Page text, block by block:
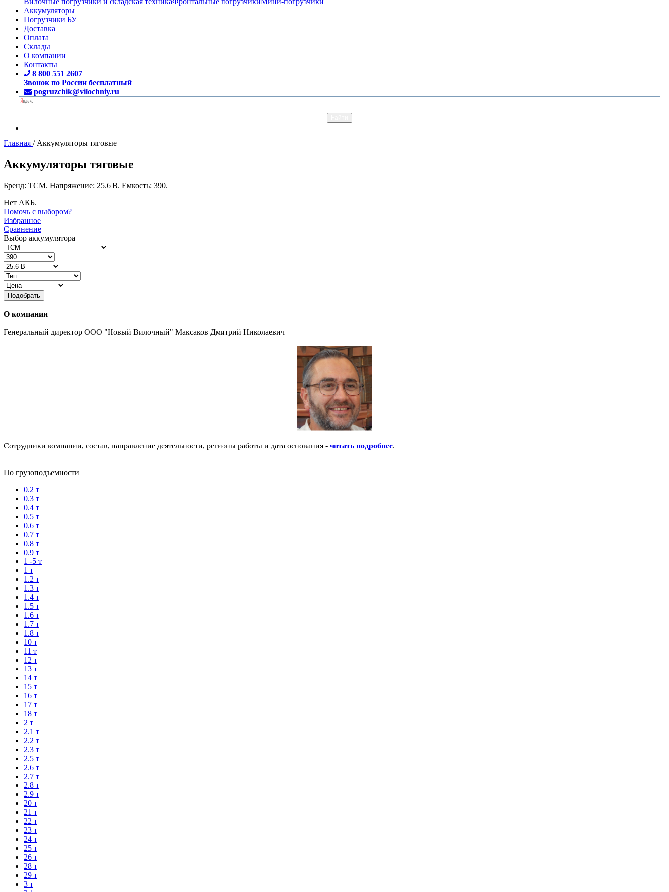
Аккумуляторы
Погрузчики БУ
Доставка
Оплата
Склады
О компании
Контакты
8 800 551 2607
Звонок по России бесплатный
pogruzchik@vilochniy.ru
Главная / Аккумуляторы тяговые
Аккумуляторы тяговые
Бренд: TCM. Напряжение: 25.6 В. Емкость: 390.
Нет АКБ.
Помочь с выбором?
Избранное
Сравнение
Выбор аккумулятора
Подобрать
О компании
Генеральный директор ООО "Новый Вилочный" Максаков Дмитрий Николаевич
Сотрудники компании, состав, направление деятельности, регионы работы и дата основания - читать подробнее.
По грузоподъемности
0.2 т
0.3 т
0.4 т
0.5 т
0.6 т
0.7 т
0.8 т
0.9 т
1 -5 т
1 т
1.2 т
1.3 т
1.4 т
1.5 т
1.6 т
1.7 т
1.8 т
10 т
11 т
12 т
13 т
14 т
15 т
16 т
17 т
18 т
2 т
2.1 т
2.2 т
2.3 т
2.5 т
2.6 т
2.7 т
2.8 т
2.9 т
20 т
21 т
22 т
23 т
24 т
25 т
26 т
28 т
29 т
3 т